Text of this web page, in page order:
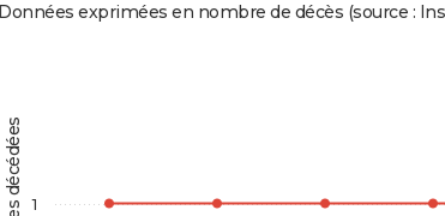
Données exprimées en nombre de décès (source :
1